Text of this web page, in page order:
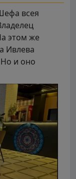
всея
этом же
Ивлева
Но и оно